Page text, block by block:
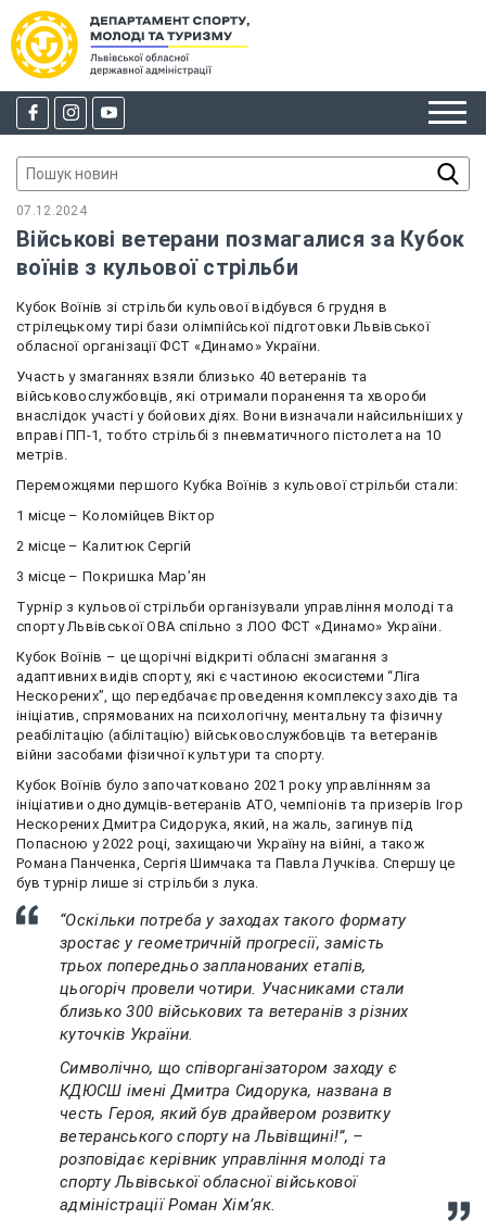
07.12.2024
Військові ветерани позмагалися за Кубок
воїнів з кульової стрільби
Кубок Воїнів зі стрільби кульової відбувся 6 грудня в
стрілецькому тирі бази олімпійської підготовки Львівської
обласної організації ФСТ «Динамо» України.
Участь у змаганнях взяли близько 40 ветеранів та
військовослужбовців, які отримали поранення та хвороби
внаслідок участі у бойових діях. Вони визначали найсильніших у
вправі ПП-1, тобто стрільбі з пневматичного пістолета на 10
метрів.
Переможцями першого Кубка Воїнів з кульової стрільби стали:
1 місце – Коломійцев Віктор
2 місце – Калитюк Сергій
3 місце – Покришка Марʼян
Турнір з кульової стрільби організували управління молоді та
спорту Львівської ОВА спільно з ЛОО ФСТ «Динамо» України.
Кубок Воїнів – це щорічні відкриті обласні змагання з
адаптивних видів спорту, які є частиною екосистеми “Ліга
Нескорених”, що передбачає проведення комплексу заходів та
ініціатив, спрямованих на психологічну, ментальну та фізичну
реабілітацію (абілітацію) військовослужбовців та ветеранів
війни засобами фізичної культури та спорту.
Кубок Воїнів було започатковано 2021 року управлінням за
ініціативи однодумців-ветеранів АТО, чемпіонів та призерів Ігор
Нескорених Дмитра Сидорука, який, на жаль, загинув під
Попасною у 2022 році, захищаючи Україну на війні, а також
Романа Панченка, Сергія Шимчака та Павла Лучківа. Спершу це
був турнір лише зі стрільби з лука.
“Оскільки потреба у заходах такого формату
зростає у геометричній прогресії, замість
трьох попередньо запланованих етапів,
цьогоріч провели чотири. Учасниками стали
близько 300 військових та ветеранів з різних
куточків України.
Символічно, що співорганізатором заходу є
КДЮСШ імені Дмитра Сидорука, названа в
честь Героя, який був драйвером розвитку
ветеранського спорту на Львівщині!”, –
розповідає керівник управління молоді та
спорту Львівської обласної військової
адміністрації Роман Хімʼяк.